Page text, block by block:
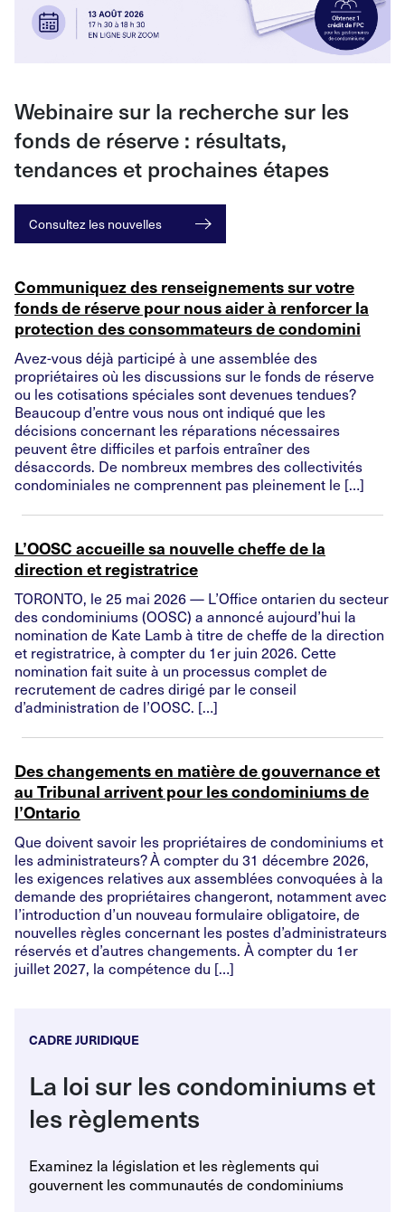
Webinaire sur la recherche sur les
fonds de réserve : résultats,
tendances et prochaines étapes
Consultez les nouvelles
Communiquez des renseignements sur votre
fonds de réserve pour nous aider à renforcer la
protection des consommateurs de condomini
Avez-vous déjà participé à une assemblée des
propriétaires où les discussions sur le fonds de réserve
ou les cotisations spéciales sont devenues tendues?
Beaucoup d’entre vous nous ont indiqué que les
décisions concernant les réparations nécessaires
peuvent être difficiles et parfois entraîner des
désaccords. De nombreux membres des collectivités
condominiales ne comprennent pas pleinement le […]
L’OOSC accueille sa nouvelle cheffe de la
direction et registratrice
TORONTO, le 25 mai 2026 — L’Office ontarien du secteur
des condominiums (OOSC) a annoncé aujourd’hui la
nomination de Kate Lamb à titre de cheffe de la direction
et registratrice, à compter du 1er juin 2026. Cette
nomination fait suite à un processus complet de
recrutement de cadres dirigé par le conseil
d’administration de l’OOSC. […]
Des changements en matière de gouvernance et
au Tribunal arrivent pour les condominiums de
l’Ontario
Que doivent savoir les propriétaires de condominiums et
les administrateurs? À compter du 31 décembre 2026,
les exigences relatives aux assemblées convoquées à la
demande des propriétaires changeront, notamment avec
l’introduction d’un nouveau formulaire obligatoire, de
nouvelles règles concernant les postes d’administrateurs
réservés et d’autres changements. À compter du 1er
juillet 2027, la compétence du […]
CADRE JURIDIQUE
La loi sur les condominiums et
les règlements
Examinez la législation et les règlements qui
gouvernent les communautés de condominiums